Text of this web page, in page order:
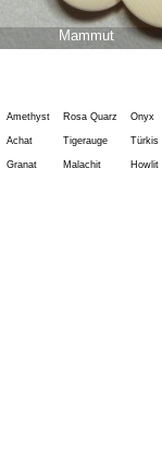
Mammut
Amethyst Rosa Quarz Onyx
Achat Tigerauge Türkis
Granat Malachit Howlit